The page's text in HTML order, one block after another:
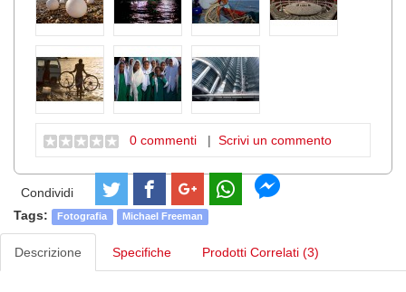
0 commenti | Scrivi un commento
Condividi
Tags:
Fotografia Michael Freeman
Descrizione Specifiche Prodotti Correlati (3)